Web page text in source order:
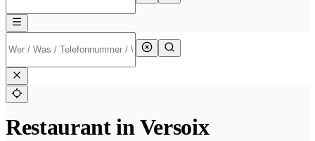
Restaurant in Versoix